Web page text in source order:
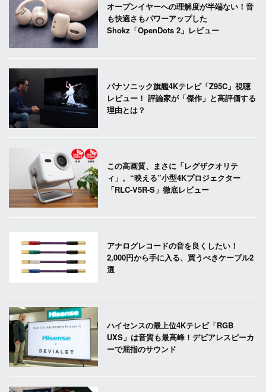
オープンイヤーへの理解度が半端ない！音
も快適さもパワーアップした
Shokz「OpenDots 2」レビュー
パナソニック旗艦4Kテレビ「Z95C」視聴
レビュー！ 評論家が「傑作」と高評価する
理由とは？
この高画質、まさに「レグザクオリテ
ィ」。“映える”小型4Kプロジェクター
「RLC-V5R-S」徹底レビュー
アナログレコードの音を良くしたい！
2,000円から手に入る、買うべきケーブル2
選
ハイセンスの最上位4Kテレビ「RGB
UXS」は音質も最高峰！デビアレスピーカ
ーで屈指のサウンド